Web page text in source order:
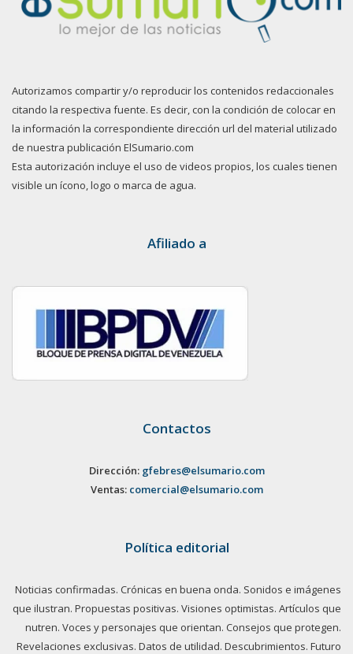
Autorizamos compartir y/o reproducir los contenidos redaccionales
citando la respectiva fuente. Es decir, con la condición de colocar en
la información la correspondiente dirección url del material utilizado
de nuestra publicación ElSumario.com
Esta autorización incluye el uso de videos propios, los cuales tienen
visible un ícono, logo o marca de agua.
Afiliado a
Contactos
Dirección: gfebres@elsumario.com
Ventas: comercial@elsumario.com
Política editorial
Noticias confirmadas. Crónicas en buena onda. Sonidos e imágenes
que ilustran. Propuestas positivas. Visiones optimistas. Artículos que
nutren. Voces y personajes que orientan. Consejos que protegen.
Revelaciones exclusivas. Datos de utilidad. Descubrimientos. Futuro